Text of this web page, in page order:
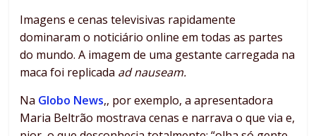
Imagens e cenas televisivas rapidamente
dominaram o noticiário online em todas as partes
do mundo. A imagem de uma gestante carregada na
maca foi replicada ad nauseam.
Na Globo News,, por exemplo, a apresentadora
Maria Beltrão mostrava cenas e narrava o que via e,